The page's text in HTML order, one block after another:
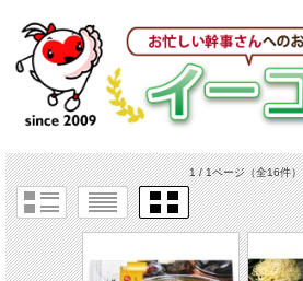
1 / 1ページ（全16件）